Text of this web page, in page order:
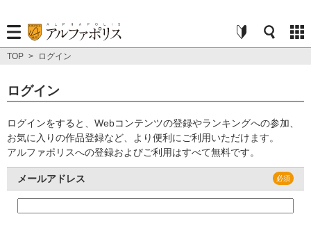
TOP > ログイン
ログイン
ログインをすると、Webコンテンツの登録やランキングへの参加、
お気に入りの作品登録など、より便利にご利用いただけます。
アルファポリスへの登録およびご利用はすべて無料です。
メールアドレス